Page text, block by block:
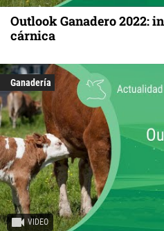
Outlook Ganadero 2022:
cárnica
VIDEO
Ganadería